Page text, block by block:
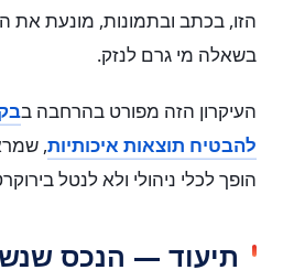
הזו, בכתב ובתמונות, מונעת את
בשאלה מי גרם לנזק.
העיקרון הזה מפורט בהרחבה ב
להבטיח תוצאות איכותיות,
הופך לכלי ניהולי ולא לנטל
תיעוד — הנכס